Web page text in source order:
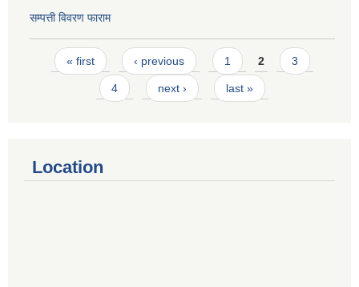
सम्पत्ती विवरण फाराम
Pages
« first ‹ previous 1 2 3
4 next › last »
Location